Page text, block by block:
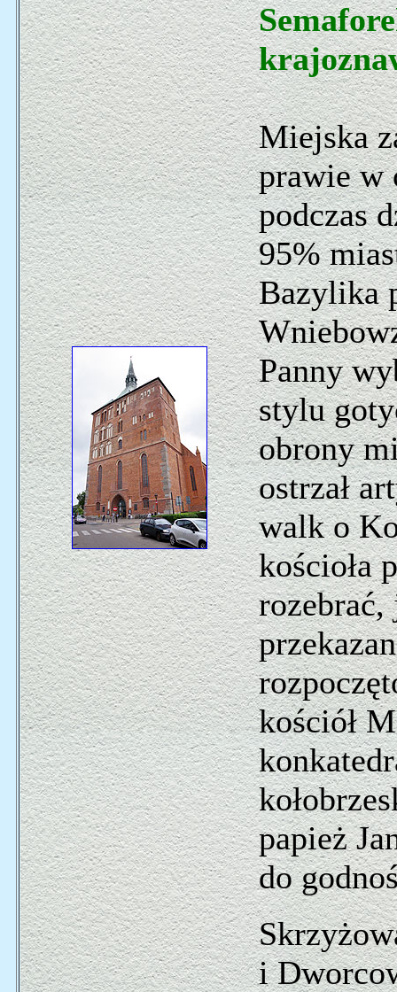
Miejska
prawie w
podczas
95%
Bazylika
Panny
stylu
obrony
ostrzał
walk o
kościoła
kościół
papież
do
i